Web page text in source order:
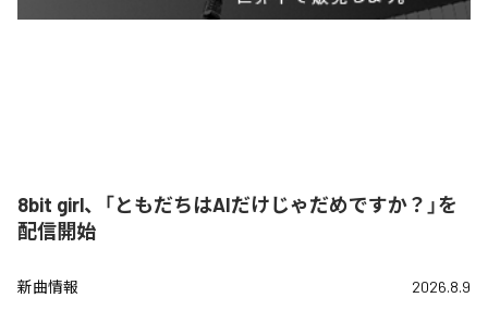
8bit girl、「ともだちはAIだけじゃだめですか？」を
配信開始
新曲情報 2026.8.9